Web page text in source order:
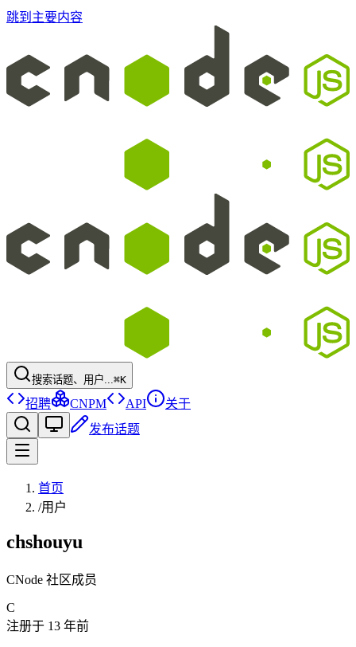
跳到主要内容
搜索话题、用户...⌘K
招聘 CNPM API
关于
发布话题
首页
/用户
chshouyu
CNode 社区成员
C
注册于 13 年前